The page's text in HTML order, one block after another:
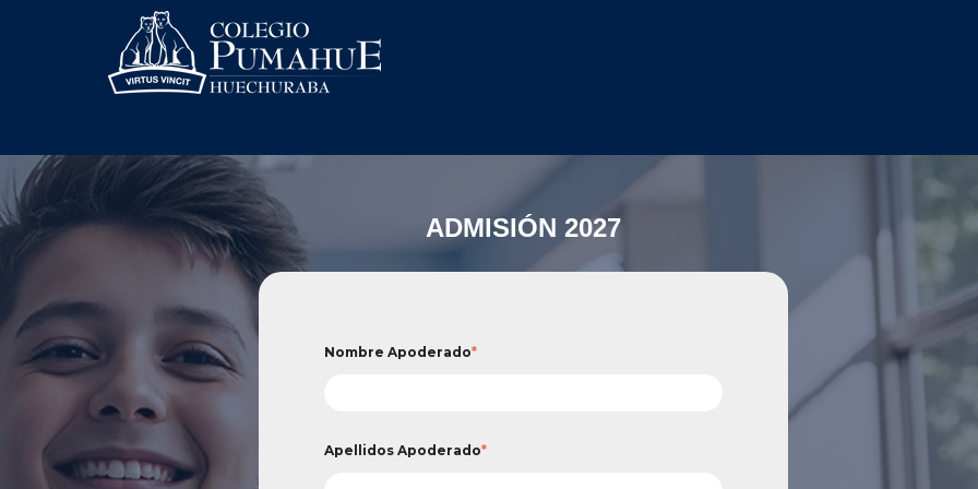
ADMISIÓN 2027
Nombre Apoderado*
Apellidos Apoderado*